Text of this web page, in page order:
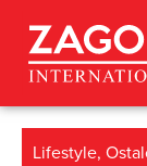
Lifestyle,